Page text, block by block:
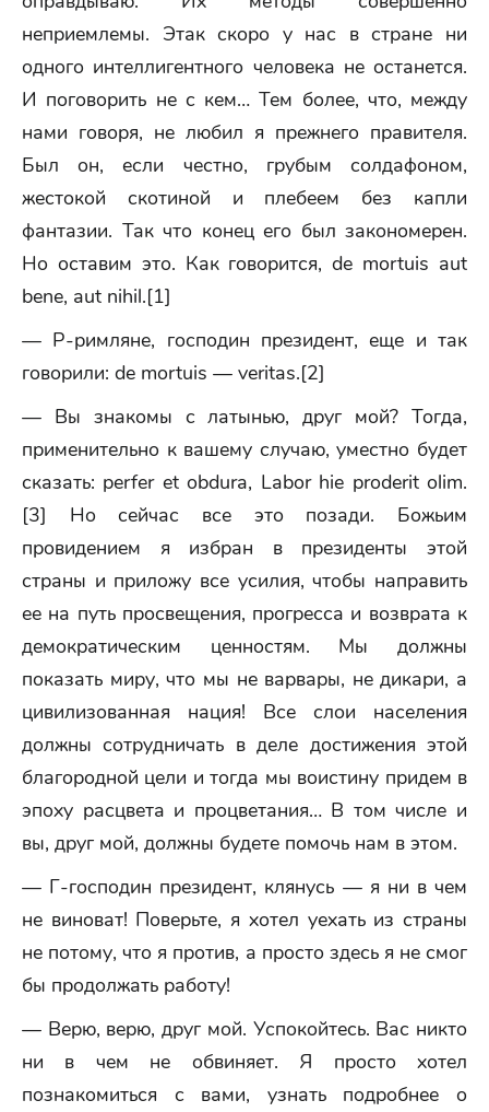
неприемлемы. Этак скоро у нас в стране ни
одного интеллигентного человека не останется.
И поговорить не с кем… Тем более, что, между
нами говоря, не любил я прежнего правителя.
Был он, если честно, грубым солдафоном,
жестокой скотиной и плебеем без капли
фантазии. Так что конец его был закономерен.
Но оставим это. Как говорится, de mortuis aut
bene, aut nihil.[1]
— Р-римляне, господин президент, еще и так
говорили: de mortuis — veritas.[2]
— Вы знакомы с латынью, друг мой? Тогда,
применительно к вашему случаю, уместно будет
сказать: perfer et obdura, Labor hie proderit olim.
[3] Но сейчас все это позади. Божьим
провидением я избран в президенты этой
страны и приложу все усилия, чтобы направить
ее на путь просвещения, прогресса и возврата к
демократическим ценностям. Мы должны
показать миру, что мы не варвары, не дикари, а
цивилизованная нация! Все слои населения
должны сотрудничать в деле достижения этой
благородной цели и тогда мы воистину придем в
эпоху расцвета и процветания… В том числе и
вы, друг мой, должны будете помочь нам в этом.
— Г-господин президент, клянусь — я ни в чем
не виноват! Поверьте, я хотел уехать из страны
не потому, что я против, а просто здесь я не смог
бы продолжать работу!
— Верю, верю, друг мой. Успокойтесь. Вас никто
ни в чем не обвиняет. Я просто хотел
познакомиться с вами, узнать подробнее о